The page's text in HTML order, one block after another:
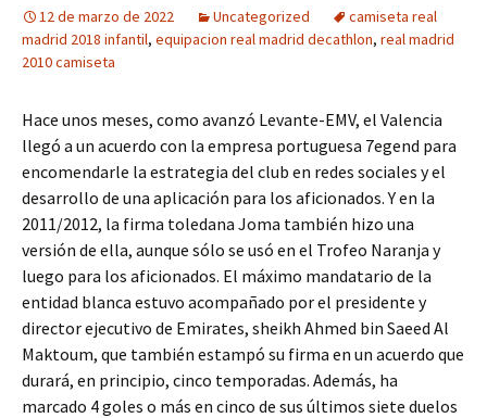
12 de marzo de 2022 Uncategorized
camiseta real
madrid 2018 infantil, equipacion real madrid decathlon, real madrid
2010 camiseta
Hace unos meses, como avanzó Levante-EMV, el Valencia
llegó a un acuerdo con la empresa portuguesa 7egend para
encomendarle la estrategia del club en redes sociales y el
desarrollo de una aplicación para los aficionados. Y en la
2011/2012, la firma toledana Joma también hizo una
versión de ella, aunque sólo se usó en el Trofeo Naranja y
luego para los aficionados. El máximo mandatario de la
entidad blanca estuvo acompañado por el presidente y
director ejecutivo de Emirates, sheikh Ahmed bin Saeed Al
Maktoum, que también estampó su firma en un acuerdo que
durará, en principio, cinco temporadas. Además, ha
marcado 4 goles o más en cinco de sus últimos siete duelos